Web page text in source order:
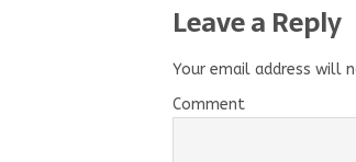
Leave a Reply
Your email address will
Comment